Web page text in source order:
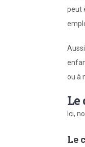
peut
ou à
Le
Ici,
Le